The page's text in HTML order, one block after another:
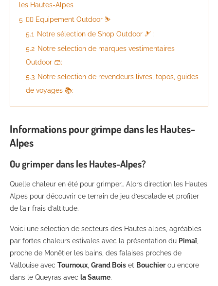
les Hautes-Alpes
5 🧗‍♂️ Equipement Outdoor ⛷️
5.1
Notre sélection de Shop Outdoor 🎿 :
5.2 Notre sélection de marques vestimentaires
Outdoor 🩳:
5.3 Notre sélection de revendeurs livres, topos, guides
de voyages 📚:
Informations pour grimpe dans les Hautes-
Alpes
Ou grimper dans les Hautes-Alpes?
Quelle chaleur en été pour grimper… Alors direction les Hautes
Alpes pour découvrir ce terrain de jeu d’escalade et profiter
de l’air frais d’altitude.
Voici une sélection de secteurs des Hautes alpes, agréables
par fortes chaleurs estivales avec la présentation du Pimaï
proche de Monêtier les bains, des falaises proches de
Vallouise avec Tournoux Grand Bois et Bouchierou encore
dans le Queyras avec la Saume.